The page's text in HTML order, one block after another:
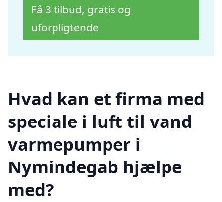
Få 3 tilbud, gratis og
uforpligtende
Hvad kan et firma med
speciale i luft til vand
varmepumper i
Nymindegab hjælpe
med?